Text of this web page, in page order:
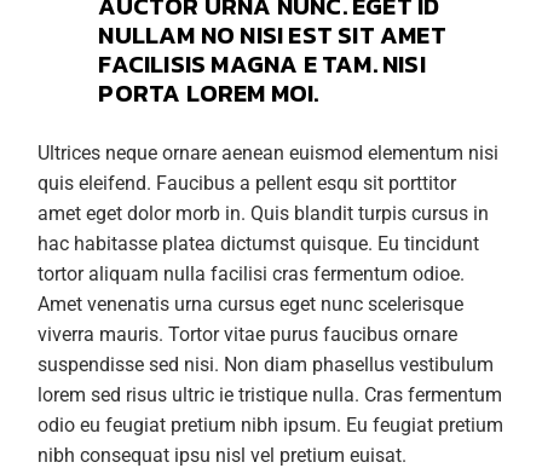
NULLAM NO NISI EST SIT AMET
FACILISIS MAGNA E TAM. NISI
PORTA LOREM MOI.
Ultrices neque ornare aenean euismod elementum nisi
quis eleifend. Faucibus a pellent esqu sit porttitor
amet eget dolor morb in. Quis blandit turpis cursus in
hac habitasse platea dictumst quisque. Eu tincidunt
tortor aliquam nulla facilisi cras fermentum odioe.
Amet venenatis urna cursus eget nunc scelerisque
viverra mauris. Tortor vitae purus faucibus ornare
suspendisse sed nisi. Non diam phasellus vestibulum
lorem sed risus ultric ie tristique nulla. Cras fermentum
odio eu feugiat pretium nibh ipsum. Eu feugiat pretium
nibh consequat ipsu nisl vel pretium euisat.